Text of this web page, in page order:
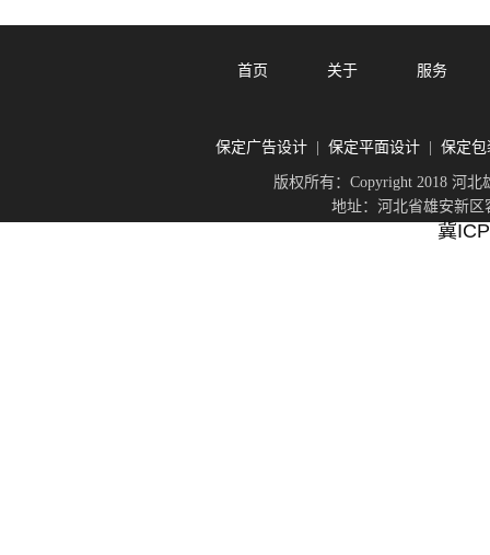
首页 关于 服务
保定广告设计| 保定平面设计| 保定包
版权所有：Copyright 2018 河
地址：河北省雄安新区
冀